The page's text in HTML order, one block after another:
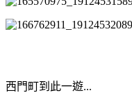
西門町到此一遊...